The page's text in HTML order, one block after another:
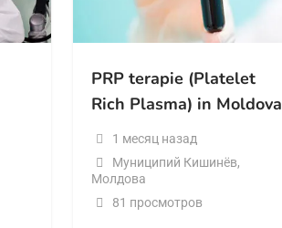
PRP terapie (Platelet
Rich Plasma) in Moldova
1 месяц назад
Муниципий Кишинёв,
Молдова
81 просмотров